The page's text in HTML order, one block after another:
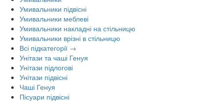
Умивальники підвісні
Умивальники меблеві
Умивальники накладні на стільницю
Умивальники врізні в стільницю
Всі підкатегорії →
Унітази та чаші Генуя
Унітази підлогові
Унітази підвісні
Чаші Генуя
Пісуари підвісні